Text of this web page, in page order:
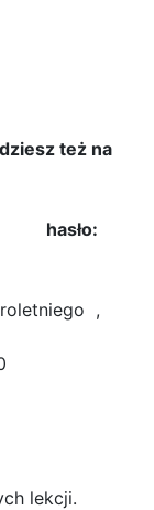
też na
hasło:
,
lekcji.